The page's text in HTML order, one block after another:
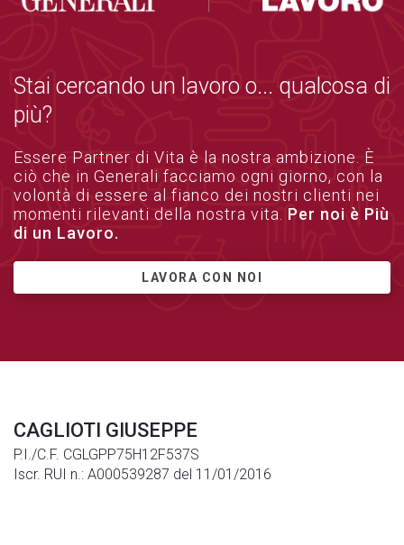
Stai cercando un lavoro o... qualcosa di
più?
Essere Partner di Vita è la nostra ambizione. È
ciò che in Generali facciamo ogni giorno, con la
volontà di essere al fianco dei nostri clienti nei
momenti rilevanti della nostra vita. Per noi è Più
di un Lavoro.
LAVORA CON NOI
CAGLIOTI GIUSEPPE
P.I./C.F. CGLGPP75H12F537S
Iscr. RUI n.: A000539287 del 11/01/2016